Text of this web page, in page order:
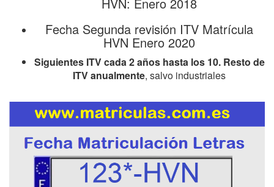
Fecha Segunda revisión ITV Matrícula
HVN Enero 2020
Siguientes ITV cada 2 años hasta los 10. Resto de
ITV anualmente, salvo industriales